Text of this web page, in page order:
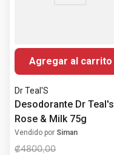
Agregar al carrito
Dr Teal'S
Desodorante Dr Teal's
Rose & Milk 75g
Vendido por Siman
₡4800,00